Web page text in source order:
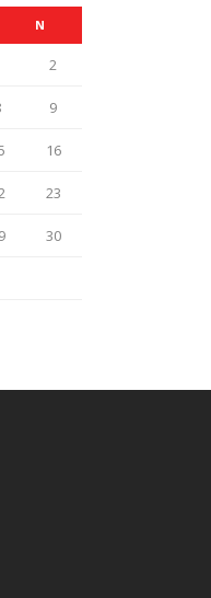
N
2
9
16
23
30